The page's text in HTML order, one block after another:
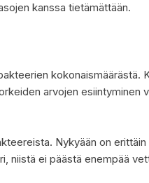
kanssa tietämättään.
kokonaismäärästä.
arvojen esiintyminen
Nykyään on
niistä ei päästä enempää